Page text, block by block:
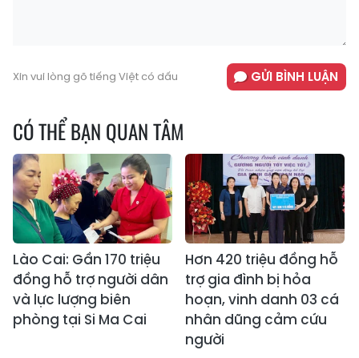
Xin vui lòng gõ tiếng Việt có dấu GỬI BÌNH LUẬN
CÓ THỂ BẠN QUAN TÂM
Lào Cai: Gần 170 triệu
đồng hỗ trợ người dân
và lực lượng biên
phòng tại Si Ma Cai
Hơn 420 triệu đồng hỗ
trợ gia đình bị hỏa
hoạn, vinh danh 03 cá
nhân dũng cảm cứu
người